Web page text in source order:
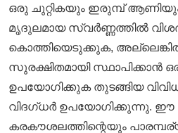
ഒരു ചുറ്റികയും ഇരുമ്പ്
മൃദുലമായ സ്വർണ്ണത്തിൽ
കൊത്തിയെടുക്കുക,
സുരക്ഷിതമായി
ഉപയോഗിക്കുക തുടങ്ങിയ
വിദഗ്ധർ ഉപയോഗിക്കുന്നു. ഈ
കരകൗശലത്തിന്റെയും